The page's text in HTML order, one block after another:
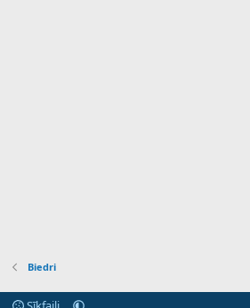
Biedri